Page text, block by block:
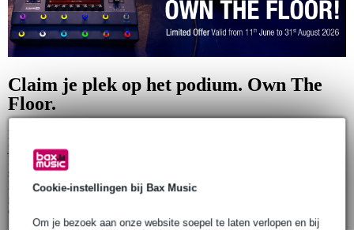
Cookie-instellingen bij Bax Music
Om je bezoek aan onze website soepel te laten verlopen en bij
Claim je plek op het podium. Own The
Floor.
Het festivalseizoen staat voor de deur, dus dit is hét moment om
jouw sound naar een hoger niveau te tillen. Tijdens de Own The
Floor campagne scoor je de
speciale actieprijs. Van 11 juni t/m 31 augustus 2026 staat dit
krachtige multi‑effect in de spotlights. Een mooie kans voor
gitaristen die klaar zijn om hun tone naar een hoger niveau te tillen,
of je nu live speelt, opneemt of thuis nieuwe ideeën uitwerkt.